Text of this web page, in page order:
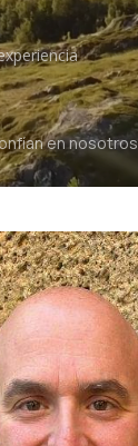
en nosotros